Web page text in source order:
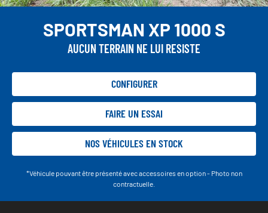
SPORTSMAN XP 1000 S
AUCUN TERRAIN NE LUI RESISTE
CONFIGURER
FAIRE UN ESSAI
NOS VÉHICULES EN STOCK
*Véhicule pouvant être présenté avec accessoires en option - Photo non
contractuelle.